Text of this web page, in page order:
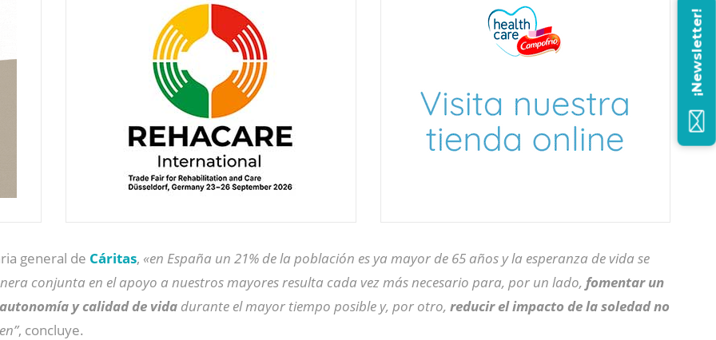
general de Cáritas, «en España un 21% de la población es ya mayor de 65 años y la esperanza de vida se
conjunta en el apoyo a nuestros mayores resulta cada vez más necesario para, por un lado, fomentar un
y calidad de vida durante el mayor tiempo posible y, por otro, reducir el impacto de la soledad no
, concluye.
¡Newsletter!